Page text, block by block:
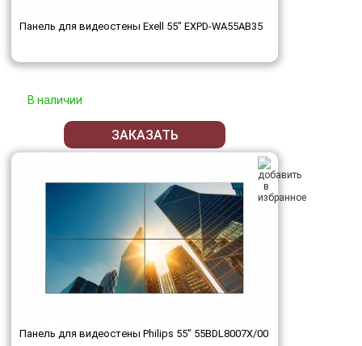
Панель для видеостены Exell 55" EXPD-WA55AB35
В наличии
ЗАКАЗАТЬ
Панель для видеостены Philips 55" 55BDL8007X/00